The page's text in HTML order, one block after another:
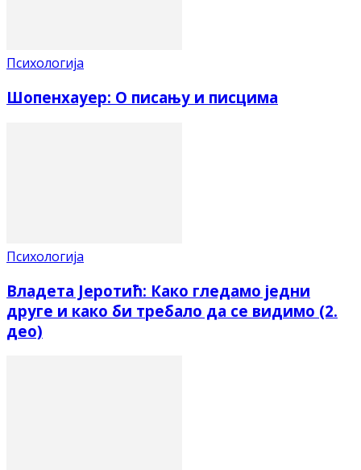
Психологија
Шопенхауер: О писању и писцима
Психологија
Владета Јеротић: Како гледамо једни
друге и како би требало да се видимо (2.
део)